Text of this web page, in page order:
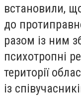
встановили,
до
разом із ним
психотропні
території
із